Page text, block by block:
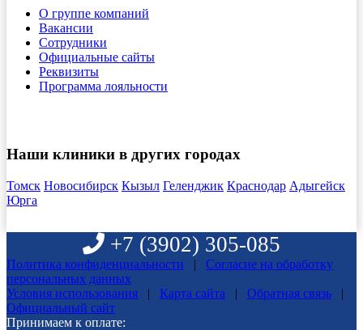
О группе компаний
Вакансии
Сотрудники
Официальные сайты
Реквизиты
Программа лояльности
Наши клиники в других городах
Томск Новосибирск Кызыл Геленджик Краснодар Адыгейск
Юрга
+7 (3902) 305-085
Политика конфиденциальности |
Согласие на обработку
персональных данных
Условия использования
| Карта сайта | Обратная связь
|
Официальный сайт
Принимаем к оплате: